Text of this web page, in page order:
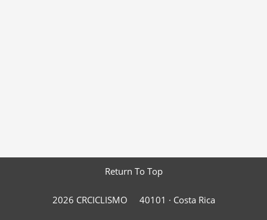
Return To Top
2026 CRCICLISMO 40101 · Costa Rica